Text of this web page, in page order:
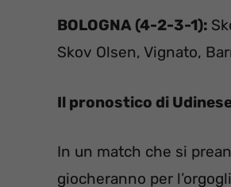
BOLOGNA (4-2-3-1):
Skov Olsen, Vignato,
Il pronostico di
In un match che si
giocheranno per